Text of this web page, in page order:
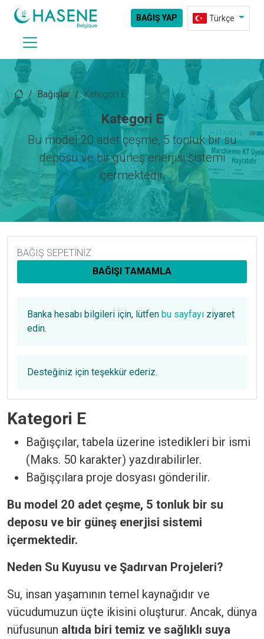
BAĞIŞ YAP Türkçe
Bağışlar Kategori E
Kategori E
Bu model 20 adet çeşme, 5 tonluk bir su
deposu ve bir güneş enerjisi sistemi
içermektedir.
Kategori E
Bağışçılar, tabela üzerine istedikleri bir ismi
(Maks. 50 karakter) yazdırabilirler.
Bağışçılara proje dosyası gönderilir.
Bu model 20 adet çeşme, 5 tonluk bir su
deposu ve bir güneş enerjisi sistemi
içermektedir.
Neden Su Kuyusu ve Şadırvan Projeleri?
Su, insan yaşamının temel kaynağıdır ve
vücudumuzun üçte ikisini oluşturur. Ancak, dünya
nüfusunun altıda biri temiz ve sağlıklı suya
BAĞIŞ SEPETINIZ
BAĞIŞI TAMAMLA
Banka hesabı bilgileri için, lütfen bu sayfayı ziyaret
edin.
Desteğiniz için teşekkür ederiz.